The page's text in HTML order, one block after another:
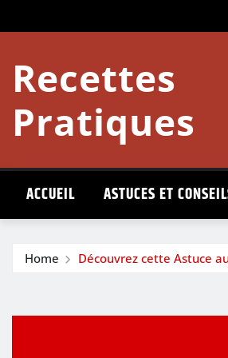
to
Recettes
Pratiques
ACCUEIL ASTUCES ET
Home Découvrez cette Astuce